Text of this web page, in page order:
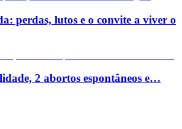
perdas, lutos e o convite a viver o
2 abortos espontâneos e…